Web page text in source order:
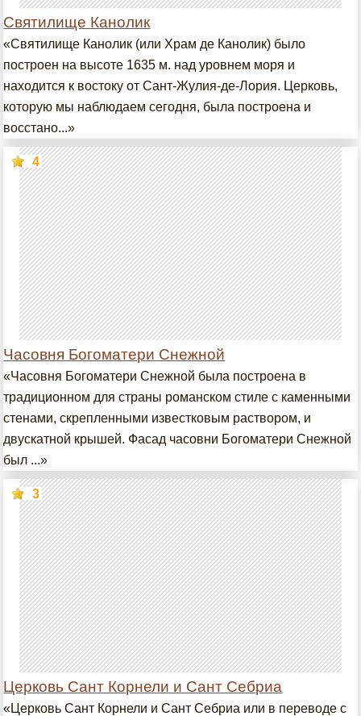
Святилище Канолик
«Святилище Канолик (или Храм де Канолик) было
построен на высоте 1635 м. над уровнем моря и
находится к востоку от Сант-Жулия-де-Лория. Церковь,
которую мы наблюдаем сегодня, была построена и
восстано...»
Часовня Богоматери Снежной
4
«Часовня Богоматери Снежной была построена в
традиционном для страны романском стиле с каменными
стенами, скрепленными известковым раствором, и
двускатной крышей. Фасад часовни Богоматери Снежной
был ...»
Церковь Сант Корнели и Сант Себриа
3
«Церковь Сант Корнели и Сант Себриа или в переводе с